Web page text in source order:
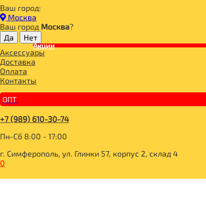
Ваш город:
Москва
Ваш город Москва?
Акции
Аксессуары
Доставка
Оплата
Контакты
ОПТ
+7 (989) 610-30-74
Пн-Сб 8:00 - 17:00
г. Симферополь, ул. Глинки 57, корпус 2, склад 4
0
Главная
ДЛЯ ЗДОРОВОГО ПИТАНИЯ
НАПИТКИ
ПРОЧИЕ НАПИТКИ
FITO COFFEE Кофейный напиток Азава 100г